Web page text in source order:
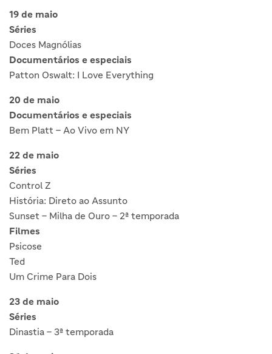
19 de maio
Séries
Doces Magnólias
Documentários e especiais
Patton Oswalt: I Love Everything
20 de maio
Documentários e especiais
Bem Platt – Ao Vivo em NY
22 de maio
Séries
Control Z
História: Direto ao Assunto
Sunset – Milha de Ouro – 2ª temporada
Filmes
Psicose
Ted
Um Crime Para Dois
23 de maio
Séries
Dinastia – 3ª temporada